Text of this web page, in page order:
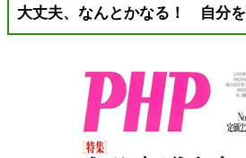
大丈夫、なんとかなる！ 自分